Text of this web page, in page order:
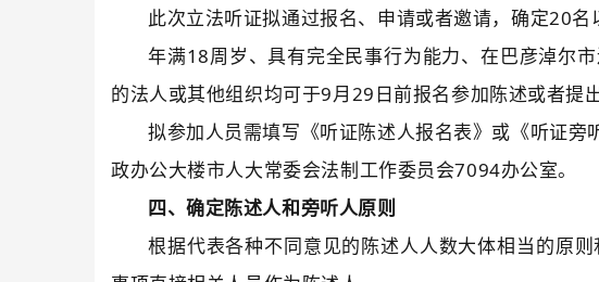
此次立法听证拟通过报名、 申请或者邀请，确定20名
年满18周岁、具有完全民事行为能力、在巴彦淖尔市
的法人或其他组织均可于9月29 日前报名参加陈述或者提
拟参加人员需填写 《听证陈述人报名表》或《听证旁
政办公大楼市人大常委会法制工作委员会7094办公室。
四、确定陈述人和旁听人原则
根据代表各种不同意见的陈述人人数大体相当的原